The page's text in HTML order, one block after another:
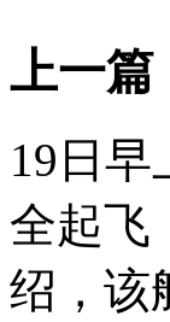
上一篇
19日
全起飞
绍，该